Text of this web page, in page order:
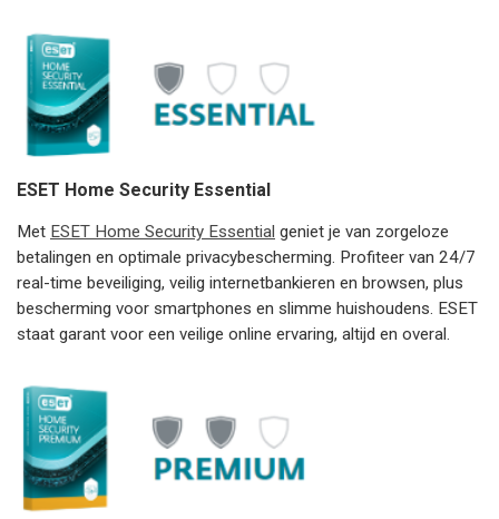
ESET Home Security Essential
Met ESET Home Security Essential geniet je van zorgeloze
betalingen en optimale privacybescherming. Profiteer van 24/7
real-time beveiliging, veilig internetbankieren en browsen, plus
bescherming voor smartphones en slimme huishoudens. ESET
staat garant voor een veilige online ervaring, altijd en overal.